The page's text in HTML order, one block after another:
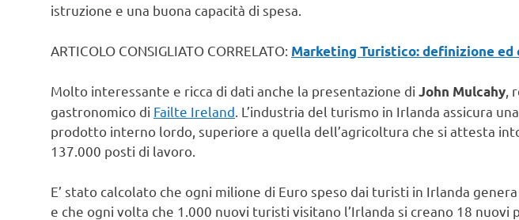
istruzione e una buona capacità di spesa.
ARTICOLO CONSIGLIATO CORRELATO: Marketing Turistico: definizione ed
Molto interessante e ricca di dati anche la presentazione di John Mulcahy,
gastronomico di Failte Ireland. L’industria del turismo in Irlanda assicura
prodotto interno lordo, superiore a quella dell’agricoltura che si attesta
137.000 posti di lavoro.
E’ stato calcolato che ogni milione di Euro speso dai turisti in Irlanda
e che ogni volta che 1.000 nuovi turisti visitano l’Irlanda si creano 18